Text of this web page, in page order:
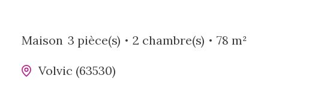
Maison 3 pièce(s) 2 chambre(s) 78 m²
Volvic (63530)